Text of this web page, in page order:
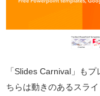
「Slides Carnival」も
ちらは動きのあるスラ